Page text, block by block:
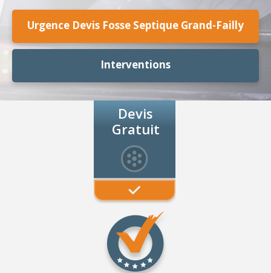
Urgence Devis Fosse Septique Grand-Failly
Interventions
Devis
Gratuit